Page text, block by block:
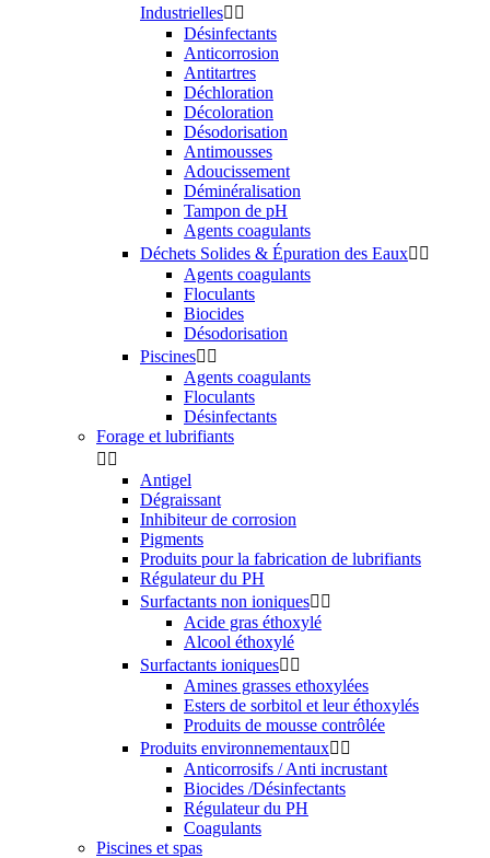
Industrielles 
Désinfectants
Anticorrosion
Antitartres
Déchloration
Décoloration
Désodorisation
Antimousses
Adoucissement
Déminéralisation
Tampon de pH
Agents coagulants
Déchets Solides & Épuration des Eaux 
Agents coagulants
Floculants
Biocides
Désodorisation
Piscines 
Agents coagulants
Floculants
Désinfectants
Forage et lubrifiants
 
Antigel
Dégraissant
Inhibiteur de corrosion
Pigments
Produits pour la fabrication de lubrifiants
Régulateur du PH
Surfactants non ioniques 
Acide gras éthoxylé
Alcool éthoxylé
Surfactants ioniques 
Amines grasses ethoxylées
Esters de sorbitol et leur éthoxylés
Produits de mousse contrôlée
Produits environnementaux 
Anticorrosifs / Anti incrustant
Biocides /Désinfectants
Régulateur du PH
Coagulants
Piscines et spas